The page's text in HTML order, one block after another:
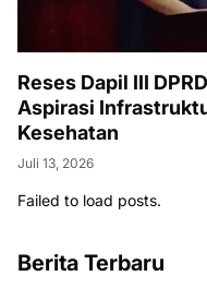
Reses Dapil III
Aspirasi
Kesehatan
Juli 13, 2026
Failed to load posts.
Berita Terbaru